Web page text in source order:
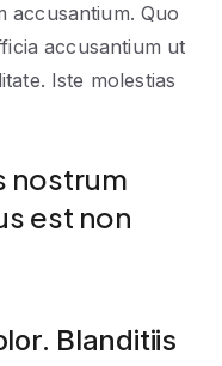
accusantium. Quo
accusantium ut
Iste molestias
nostrum
est non
Blanditiis